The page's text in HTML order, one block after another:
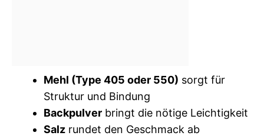
Mehl (Type 405 oder 550) sorgt für
Struktur und Bindung
Backpulver bringt die nötige Leichtigkeit
Salz rundet den Geschmack ab